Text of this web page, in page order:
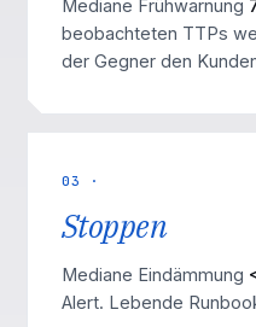
Mediane Frühwarnung
beobachteten TTPs
der Gegner den
03 ·
Stoppen
Mediane Eindämmung
Alert. Lebende